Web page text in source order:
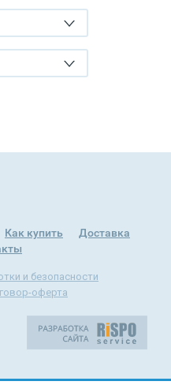
Как купить
Доставка
и безопасности
оферта